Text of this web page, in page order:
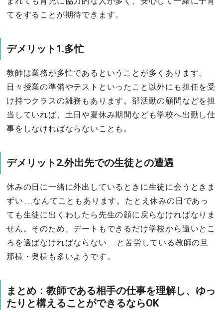
てをすることが期待できます。
デメリット1.多忙
教師は業務が多忙であるということが多くあります。
日々授業の準備やテストといったこと以外にも担任を受
け持つクラスの雑務もあります。部活動の顧問などを担
当していれば、土日や夏休み期間なども学校へ出勤し仕
事をしなければならないことも。
デメリット2.外出先での生徒との遭遇
休みの日に一緒に外出しているときに生徒に会うときま
ずい……なんてこともあります。たとえ休みの日であっ
ても生徒に出くわしたら先生の顔に戻らなければなりま
せん。そのため、デートもできるだけ学校から遠いとこ
ろを選ばなければならない……と苦労している教師の旦
那様・奥様も多いようです。
まとめ：教師である相手の仕事を理解し、ゆっ
たりと構えることができるならOK